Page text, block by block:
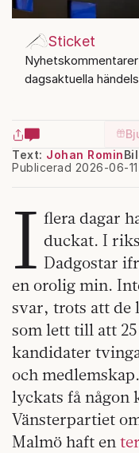
Sticket
dagsaktuella
Text: Johan Romin
Publicerad 2026-06-11
I flera dagar
duckat. I
Dadgostar
en orolig min.
svar, trots att de
som lett till att
kandidater
och
lyckats få någon
Vänsterpartiet
Malmö haft en